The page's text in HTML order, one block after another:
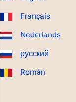
Français
Nederlands
русский
Român